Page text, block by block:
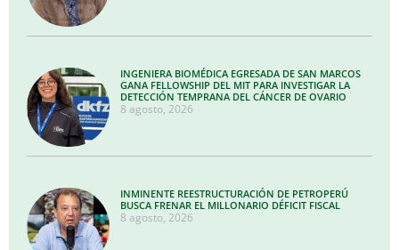
INGENIERA BIOMÉDICA EGRESADA DE SAN MARCOS
GANA FELLOWSHIP DEL MIT PARA INVESTIGAR LA
DETECCIÓN TEMPRANA DEL CÁNCER DE OVARIO
8 agosto, 2026
INMINENTE REESTRUCTURACIÓN DE PETROPERÚ
BUSCA FRENAR EL MILLONARIO DÉFICIT FISCAL
8 agosto, 2026